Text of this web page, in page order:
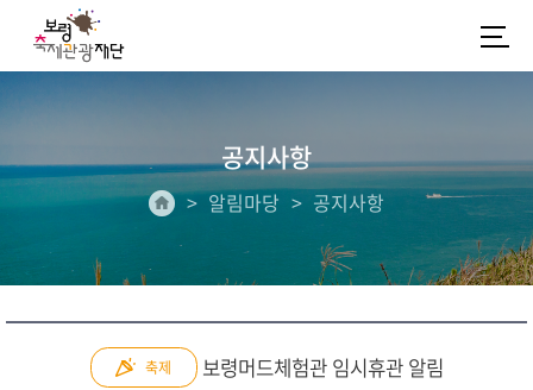
공지사항
알림마당 공지사항
축제 보령머드체험관 임시휴관 알림